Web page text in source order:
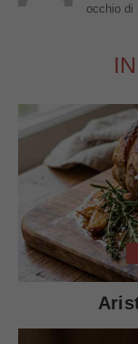
occhio di